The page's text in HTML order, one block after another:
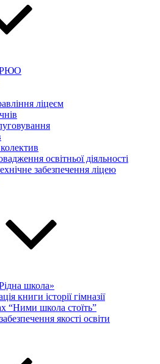
ліцеєм
освітньої діяльності
забезпечення ліцею
школа»
книги історії гімназії
“Ними школа стоїть”
якості освіти